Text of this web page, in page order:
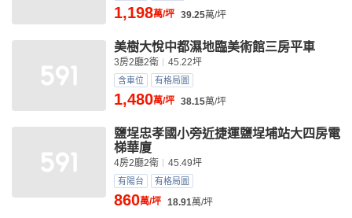
1,198萬/坪 39.25萬/坪
美樹大悅中都濕地臨美術館三房平車
3房2廳2衛 45.22坪
含車位 有格局圖
1,480萬/坪 38.15萬/坪
鹽埕忠孝國小旁近捷運鹽埕埔站大四房電
梯華廈
4房2廳2衛 45.49坪
有陽台 有格局圖
860萬/坪 18.91萬/坪